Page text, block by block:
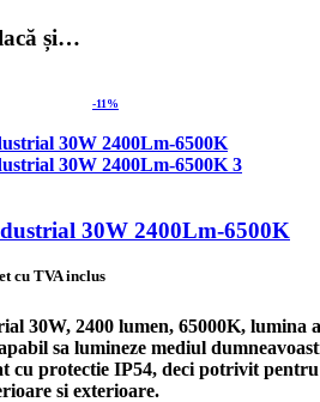
și…
-11%
30W 2400Lm-6500K
fost: 202,07 lei.
curent este: 178,86 lei.
cu TVA inclus
30W, 2400 lumen, 65000K, lumina
sa lumineze mediul
cu protectie IP54, deci potrivit pentru
si exterioare.